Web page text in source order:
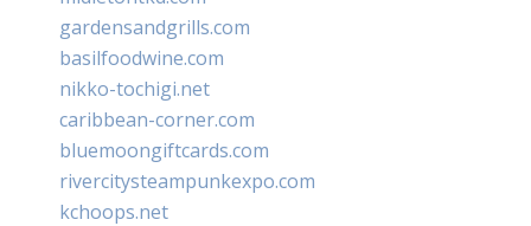
gardensandgrills.com
basilfoodwine.com
nikko-tochigi.net
caribbean-corner.com
bluemoongiftcards.com
rivercitysteampunkexpo.com
kchoops.net